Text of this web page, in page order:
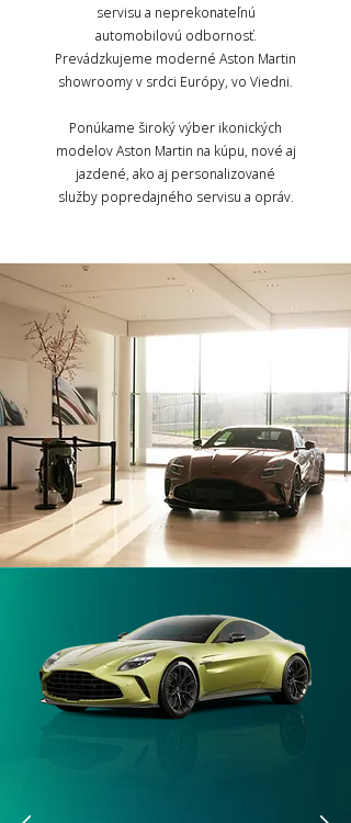
servisu a neprekonateľnú
automobilovú odbornosť.
Prevádzkujeme moderné Aston Martin
showroomy v srdci Európy, vo Viedni.
Ponúkame široký výber ikonických
modelov Aston Martin na kúpu, nové aj
jazdené, ako aj personalizované
služby popredajného servisu a opráv.